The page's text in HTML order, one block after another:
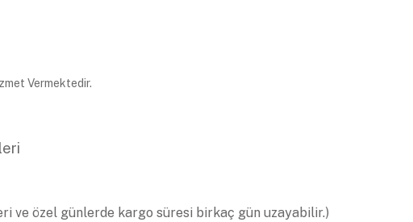
Vermektedir.
ve özel günlerde kargo süresi birkaç gün uzayabilir.)